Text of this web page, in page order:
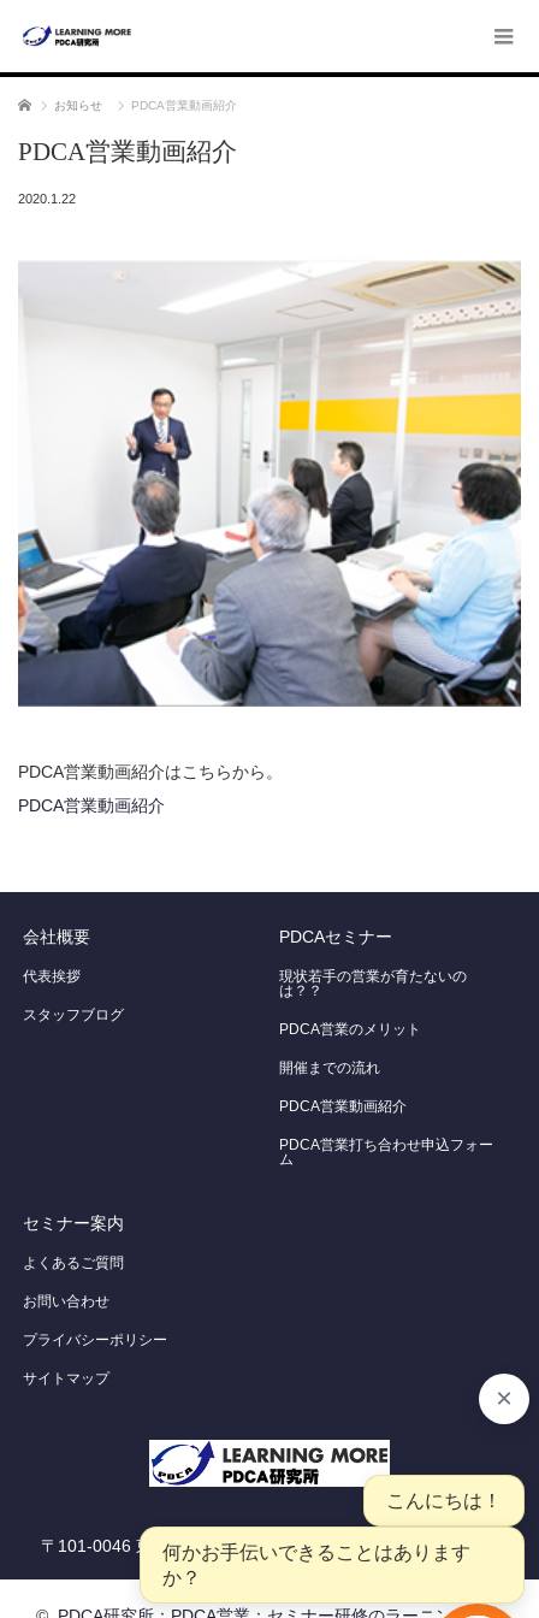
ホーム お知らせ PDCA営業動画紹介
PDCA営業動画紹介
2020.1.22
PDCA営業動画紹介はこちらから。
PDCA営業動画紹介
会社概要
代表挨拶
スタッフブログ
PDCAセミナー
現状若手の営業が育たないの
は？？
PDCA営業のメリット
開催までの流れ
PDCA営業動画紹介
PDCA営業打ち合わせ申込フォー
ム
セミナー案内
よくあるご質問
お問い合わせ
プライバシーポリシー
サイトマップ
〒101-0046 東京都千代田区神田多町2-2-22 千代田ビル8Ｆ